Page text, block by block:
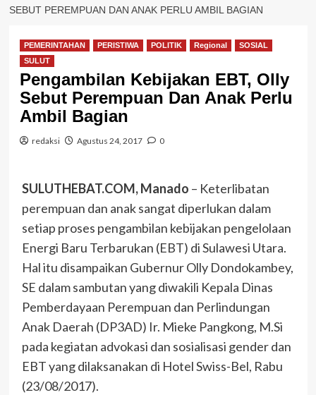
SEBUT PEREMPUAN DAN ANAK PERLU AMBIL BAGIAN
PEMERINTAHAN PERISTIWA POLITIK Regional
SOSIAL
SULUT
Pengambilan Kebijakan EBT, Olly
Sebut Perempuan Dan Anak Perlu
Ambil Bagian
redaksi Agustus 24, 2017 0
SULUTHEBAT.COM, Manado – Keterlibatan
perempuan dan anak sangat diperlukan dalam
setiap proses pengambilan kebijakan pengelolaan
Energi Baru Terbarukan (EBT) di Sulawesi Utara.
Hal itu disampaikan Gubernur Olly Dondokambey,
SE dalam sambutan yang diwakili Kepala Dinas
Pemberdayaan Perempuan dan Perlindungan
Anak Daerah (DP3AD) Ir. Mieke Pangkong, M.Si
pada kegiatan advokasi dan sosialisasi gender dan
EBT yang dilaksanakan di Hotel Swiss-Bel, Rabu
(23/08/2017).